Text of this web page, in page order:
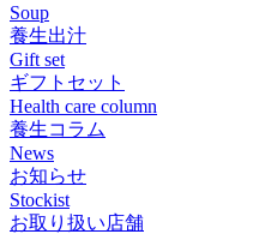
Soup
養生出汁
Gift set
ギフトセット
Health care column
養生コラム
News
お知らせ
Stockist
お取り扱い店舗